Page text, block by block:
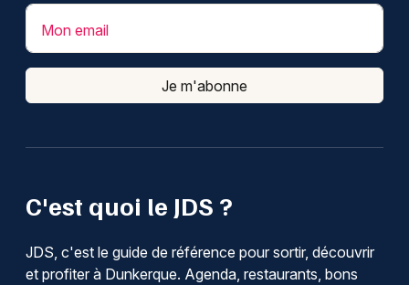
C'est quoi le JDS ?
JDS, c'est le guide de référence pour sortir, découvrir
et profiter à Dunkerque. Agenda, restaurants, bons
Mon email
Je m'abonne